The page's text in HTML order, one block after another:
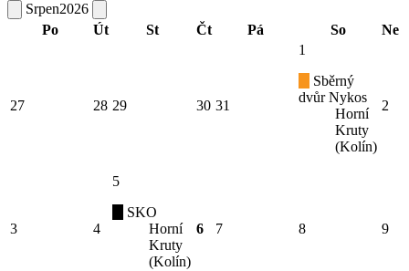
Srpen2026
Po
Út St Čt Pá So Ne
27 28 29 30 31
1
Sběrný
dvůr Nykos
Horní
Kruty
(Kolín)
2
3 4
5
SKO
Horní
Kruty
(Kolín)
6 7 8 9